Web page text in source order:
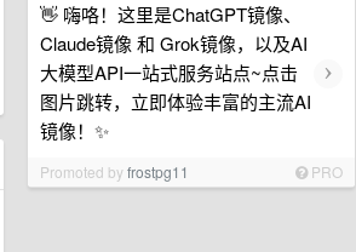
👋 嗨咯！这里是ChatGPT镜像、
Claude镜像 和 Grok镜像，以及AI
大模型API一站式服务站点~点击
图片跳转，立即体验丰富的主流AI
镜像！✨
›
Promoted byfrostpg11 PRO